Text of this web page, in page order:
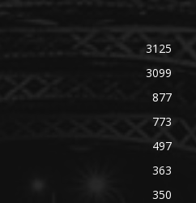
3125
3099
877
773
497
363
350